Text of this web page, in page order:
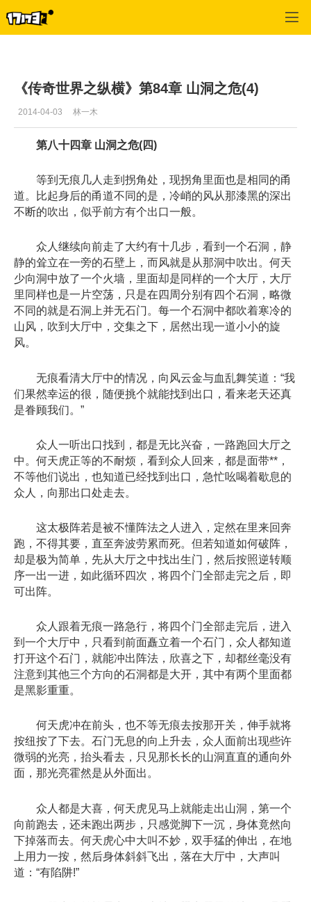
《传奇世界之纵横》第84章 山洞之危(4)
2014-04-03 林一木
第八十四章 山洞之危(四)
等到无痕几人走到拐角处，现拐角里面也是相同的甬
道。比起身后的甬道不同的是，冷峭的风从那漆黑的深出
不断的吹出，似乎前方有个出口一般。
众人继续向前走了大约有十几步，看到一个石洞，静
静的耸立在一旁的石壁上，而风就是从那洞中吹出。何天
少向洞中放了一个火墙，里面却是同样的一个大厅，大厅
里同样也是一片空荡，只是在四周分别有四个石洞，略微
不同的就是石洞上并无石门。每一个石洞中都吹着寒冷的
山风，吹到大厅中，交集之下，居然出现一道小小的旋
风。
无痕看清大厅中的情况，向风云金与血乱舞笑道：“我
们果然幸运的很，随便挑个就能找到出口，看来老天还真
是眷顾我们。”
众人一听出口找到，都是无比兴奋，一路跑回大厅之
中。何天虎正等的不耐烦，看到众人回来，都是面带**，
不等他们说出，也知道已经找到出口，急忙吆喝着歇息的
众人，向那出口处走去。
这太极阵若是被不懂阵法之人进入，定然在里来回奔
跑，不得其要，直至奔波劳累而死。但若知道如何破阵，
却是极为简单，先从大厅之中找出生门，然后按照逆转顺
序一出一进，如此循环四次，将四个门全部走完之后，即
可出阵。
众人跟着无痕一路急行，将四个门全部走完后，进入
到一个大厅中，只看到前面矗立着一个石门，众人都知道
打开这个石门，就能冲出阵法，欣喜之下，却都丝毫没有
注意到其他三个方向的石洞都是大开，其中有两个里面都
是黑影重重。
何天虎冲在前头，也不等无痕去按那开关，伸手就将
按纽按了下去。石门无息的向上升去，众人面前出现些许
微弱的光亮，抬头看去，只见那长长的山洞直直的通向外
面，那光亮霍然是从外面出。
众人都是大喜，何天虎见马上就能走出山洞，第一个
向前跑去，还未跑出两步，只感觉脚下一沉，身体竟然向
下掉落而去。何天虎心中大叫不妙，双手猛的伸出，在地
上用力一按，然后身体斜斜飞出，落在大厅中，大声叫
道：“有陷阱!”